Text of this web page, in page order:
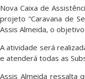
Nova Caixa de
projeto “Caravana de
Assis Almeida, o
A atividade será
e atenderá todas as
Assis Almeida ressalta